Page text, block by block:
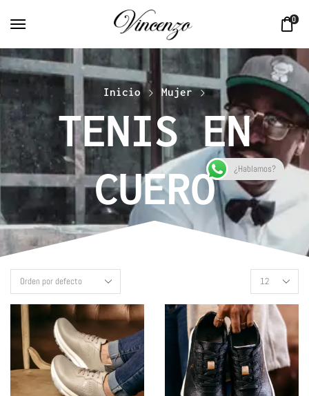
0
Inicio Mujer
TENIS EN
CUERO
¿Hablamos?